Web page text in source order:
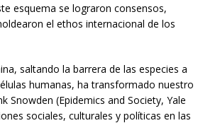
esquema se lograron consensos,
el ethos internacional de los
saltando la barrera de las especies a
humanas, ha transformado nuestro
Snowden (Epidemics and Society, Yale
sociales, culturales y políticas en las